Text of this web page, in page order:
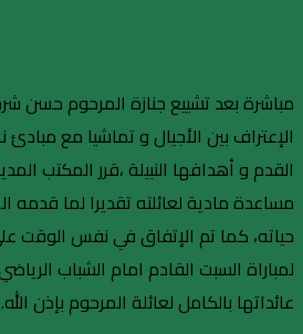
مباشرة بعد تشييع جنازة المرحوم حسن
الإعتراف بين الأجيال و تماشيا مع
القدم و أهدافها النبيلة ،قرر المكتب
مساعدة مادية لعائلته تقديرا لما قدمه
حياته، كما تم الإتفاق في نفس الوقت
لمباراة السبت القادم امام الشباب
عائداتها بالكامل لعائلة المرحوم بإذن الله.